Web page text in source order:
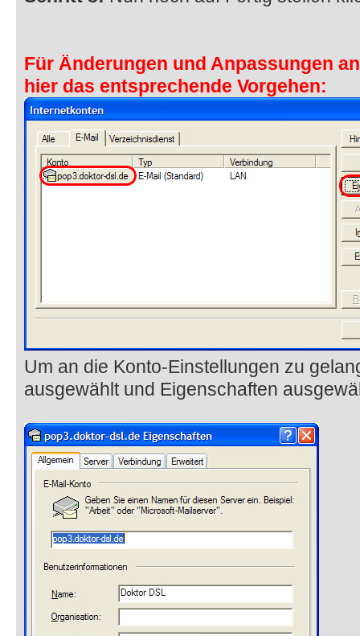
Für Änderungen und Anpassungen
hier das entsprechende Vorgehen:
Um an die Konto-Einstellungen zu
ausgewählt und Eigenschaften